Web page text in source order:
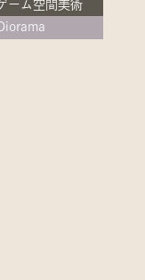
ーム空間美術
Diorama